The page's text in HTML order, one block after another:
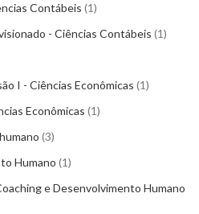
Contábeis 1
- Ciências Contábeis 1
I - Ciências Econômicas 1
Econômicas 1
3
Humano 1
e Desenvolvimento Humano